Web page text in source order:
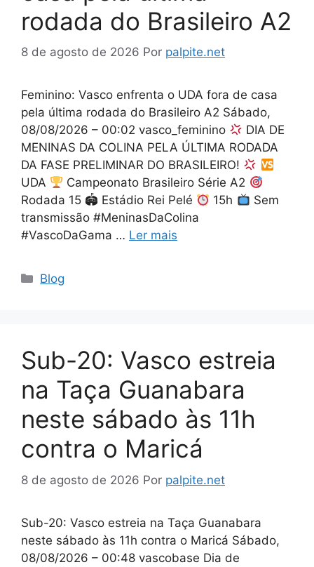
rodada do Brasileiro A2
8 de agosto de 2026 Por palpite.net
Feminino: Vasco enfrenta o UDA fora de casa
pela última rodada do Brasileiro A2 Sábado,
08/08/2026 – 00:02 vasco_feminino
DIA DE
MENINAS DA COLINA PELA ÚLTIMA RODADA
DA FASE PRELIMINAR DO BRASILEIRO!
UDA
Campeonato Brasileiro Série A2
Rodada 15 🏟 Estádio Rei Pelé
15h
Sem
transmissão #MeninasDaColina
#VascoDaGama … Ler mais
Categorias
Blog
Sub-20: Vasco estreia
na Taça Guanabara
neste sábado às 11h
contra o Maricá
8 de agosto de 2026 Por palpite.net
Sub-20: Vasco estreia na Taça Guanabara
neste sábado às 11h contra o Maricá Sábado,
08/08/2026 – 00:48 vascobase Dia de